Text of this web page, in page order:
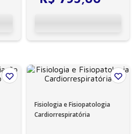
Fisiologia e Fisiopatologia
Cardiorrespiratória